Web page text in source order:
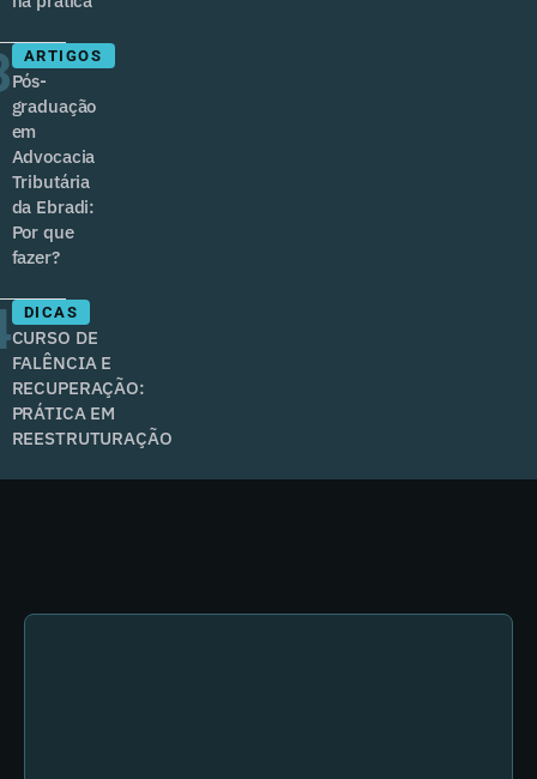
ARTIGOS
Pós-
graduação
em
Advocacia
Tributária
da Ebradi:
Por que
fazer?
DICAS
CURSO DE
FALÊNCIA E
RECUPERAÇÃO:
PRÁTICA EM
REESTRUTURAÇÃO